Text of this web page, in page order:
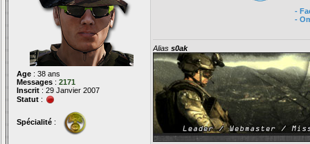
Age : 38 ans
Messages : 2171
Inscrit : 29 Janvier 2007
Statut :
Spécialité :
-
-
Alias s0ak